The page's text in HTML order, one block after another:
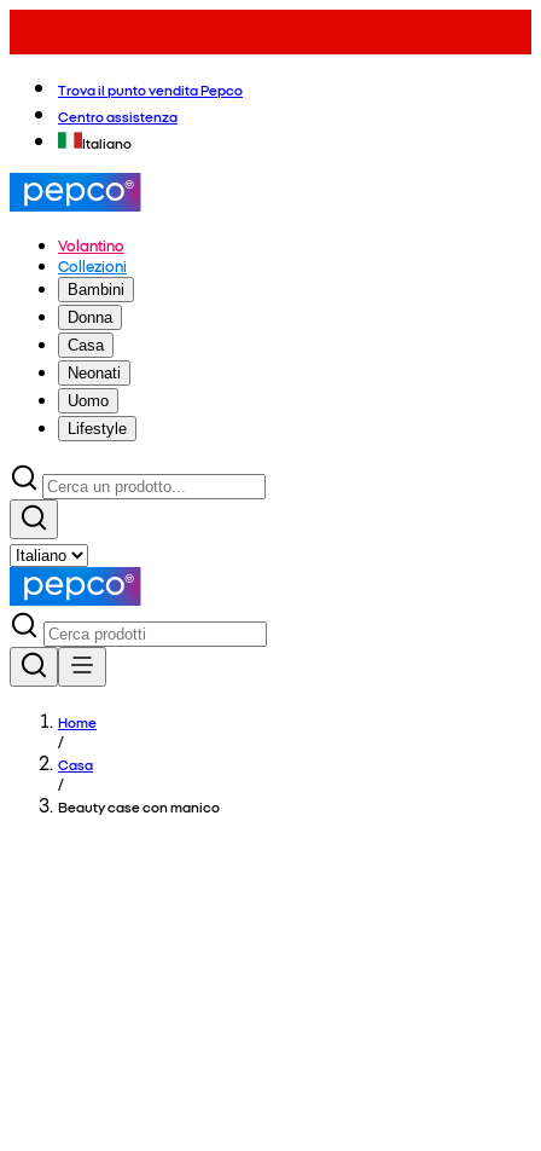
Trova il punto vendita Pepco
Centro assistenza
Italiano
Volantino
Collezioni
Bambini
Donna
Casa
Neonati
Uomo
Lifestyle
Home
/
Casa
/
Beauty case con manico